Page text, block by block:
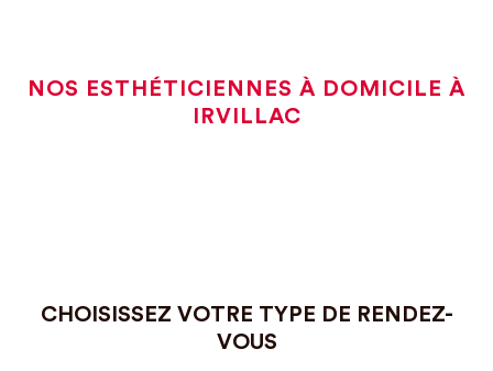
NOS ESTHÉTICIENNES À DOMICILE À
IRVILLAC
CHOISISSEZ VOTRE TYPE DE RENDEZ-
VOUS